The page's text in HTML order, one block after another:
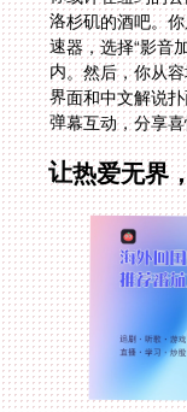
弹幕互动，分享
让热爱无界